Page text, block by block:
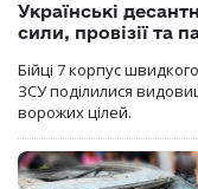
Українські
сили, провізії та
Бійці 7 корпус
ЗСУ поділилися
ворожих цілей.